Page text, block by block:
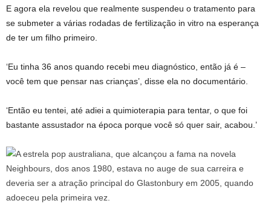
E agora ela revelou que realmente suspendeu o tratamento para
se submeter a várias rodadas de fertilização in vitro na esperança
de ter um filho primeiro.
‘Eu tinha 36 anos quando recebi meu diagnóstico, então já é –
você tem que pensar nas crianças’, disse ela no documentário.
‘Então eu tentei, até adiei a quimioterapia para tentar, o que foi
bastante assustador na época porque você só quer sair, acabou.’